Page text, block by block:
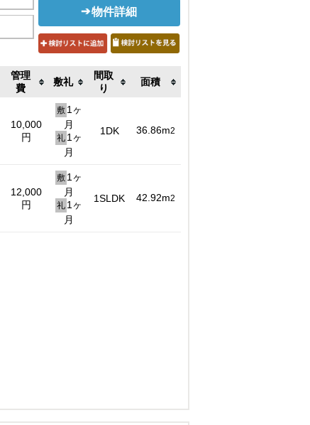
物件詳細
管理
費
敷礼
間取
り
面積
10,000
円
敷 1ヶ
月
礼 1ヶ
月
1DK 36.86m2
12,000
円
敷 1ヶ
月
礼 1ヶ
月
1SLDK 42.92m2